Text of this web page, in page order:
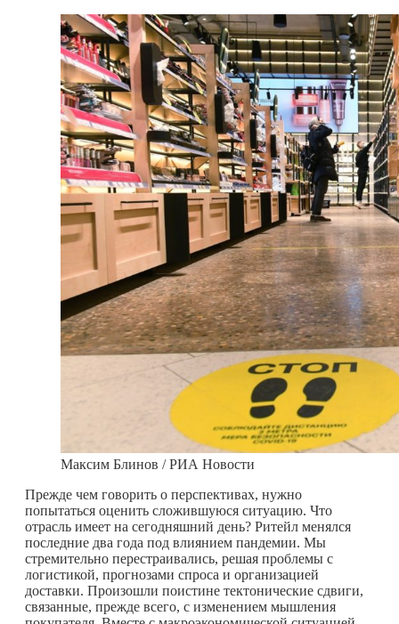
Максим Блинов / РИА Новости
Прежде чем говорить о перспективах, нужно
попытаться оценить сложившуюся ситуацию. Что
отрасль имеет на сегодняшний день? Ритейл менялся
последние два года под влиянием пандемии. Мы
стремительно перестраивались, решая проблемы с
логистикой, прогнозами спроса и организацией
доставки. Произошли поистине тектонические сдвиги,
связанные, прежде всего, с изменением мышления